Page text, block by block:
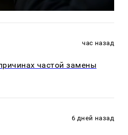
час назад
частой замены
6 дней назад